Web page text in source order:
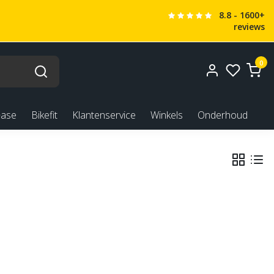
8.8 - 1600+
reviews
0
Bikefit Klantenservice Winkels Onderhoud